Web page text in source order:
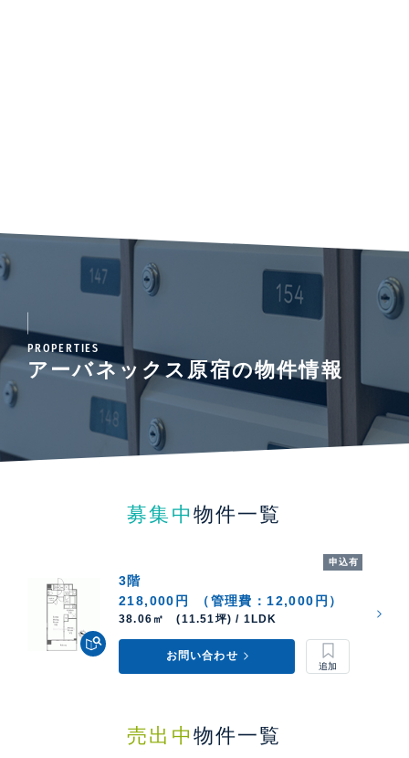
PROPERTIES
アーバネックス原宿の物件情報
募集中 物件一覧
申込有
3階
218,000円
（管理費：12,000円）
38.06㎡ (11.51坪) / 1LDK
お問い合わせ
売出中 物件一覧